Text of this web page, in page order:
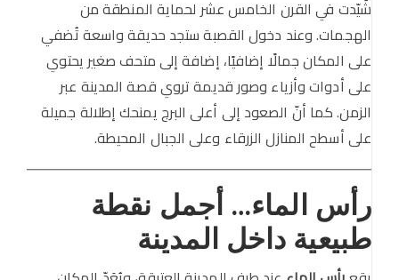
شُيّدت في القرن الخامس عشر لحماية المنطقة من
الهجمات. وعند دخول القصبة ستجد حديقة واسعة تُضفي
على المكان جمالًا إضافيًا، إضافة إلى متحف صغير يحتوي
على أدوات وأزياء وصور قديمة تروي قصة المدينة عبر
الزمن. كما أنّ الصعود إلى أعلى البرج يمنحك إطلالة جميلة
على أسطح المنازل الزرقاء وعلى الجبال المحيطة.
رأس الماء… أجمل نقطة
طبيعية داخل المدينة